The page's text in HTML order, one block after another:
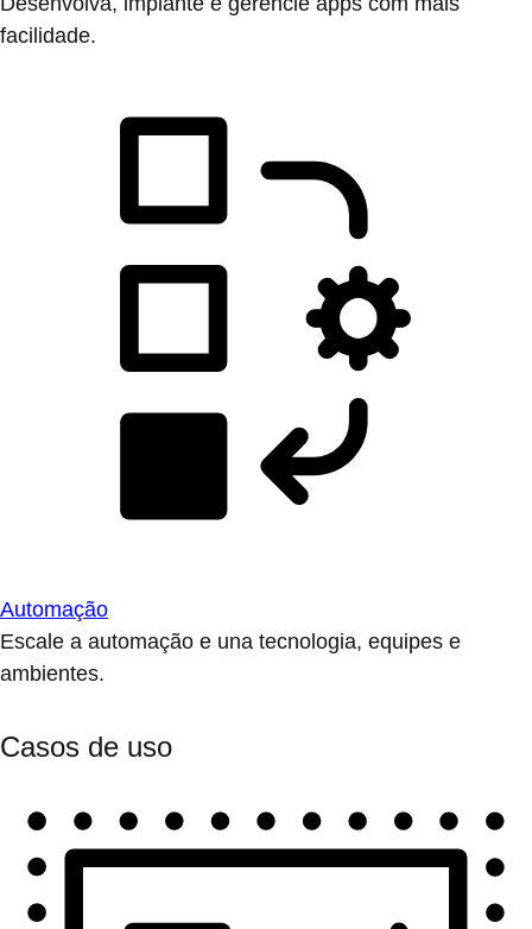
facilidade.
Automação
Escale a automação e una tecnologia, equipes e
ambientes.
Casos de uso